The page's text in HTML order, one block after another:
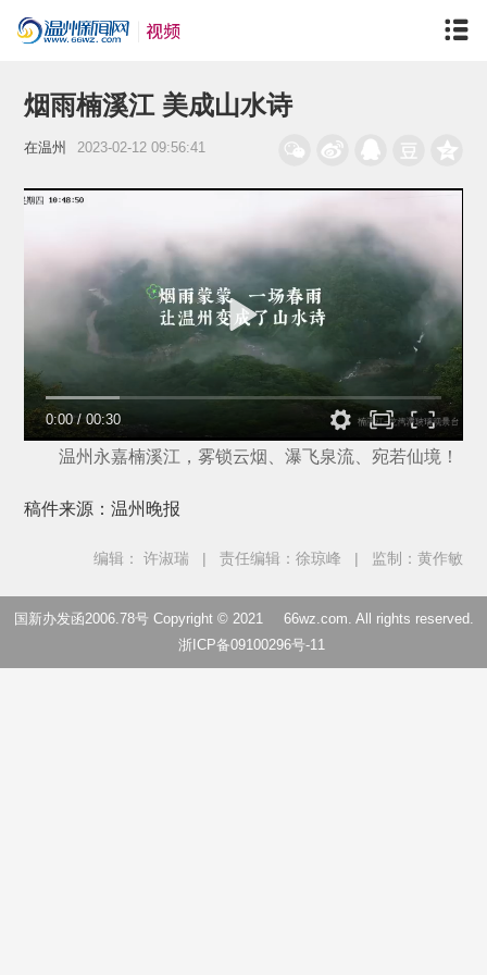
烟雨楠溪江 美成山水诗
在温州 2023-02-12 09:56:41
0:00/00:30
温州永嘉楠溪江，雾锁云烟、瀑飞泉流、宛若仙境！
稿件来源：温州晚报
编辑： 许淑瑞 责任编辑：徐琼峰 监制：黄作敏
国新办发函2006.78号 Copyright © 2021 66wz.com. All rights reserved.
浙ICP备09100296号-11